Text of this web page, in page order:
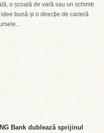
o școală de vară sau un schimb
bună și o direcție de carieră
Bank dublează sprijinul